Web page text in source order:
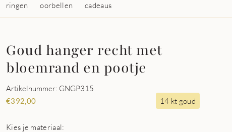
ringen oorbellen cadeaus
Goud hanger recht met
bloemrand en pootje
Artikelnummer: GNGP315
€392,00 14 kt goud
Kies je materiaal: